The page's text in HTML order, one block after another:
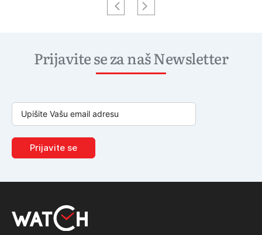
Prijavite se za naš Newsletter
Prijavite se